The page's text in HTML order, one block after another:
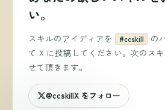
い。
スキルのアイディアを #ccskill
の
て X に投稿してください。次のス
せて頂きます。
@ccskillX をフォロー